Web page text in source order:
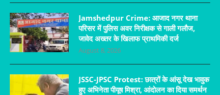
Jamshedpur Crime: आजाद नगर थाना
परिसर में पुलिस अवर निरीक्षक से गाली गलौज,
जावेद अख्तर के खिलाफ प्राथमिकी दर्ज
August 8, 2026
JSSC-JPSC Protest: छात्रों के आंसू देख भावुक
हुए अभिनेता पीयूष मिश्रा, आंदोलन का दिया समर्थन